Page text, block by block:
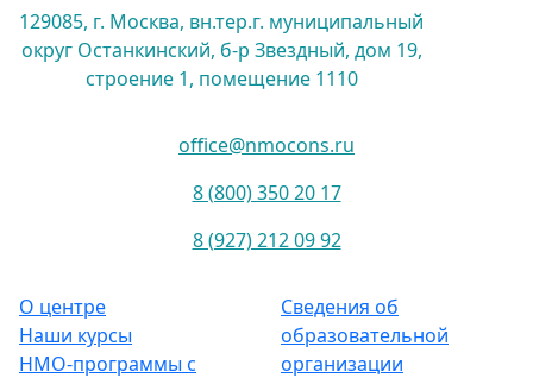
129085, г. Москва, вн.тер.г. муниципальный
округ Останкинский, б-р Звездный, дом 19,
строение 1, помещение 1110
office@nmocons.ru
8 (800) 350 20 17
8 (927) 212 09 92
О центре
Наши курсы
НМО-программы с
Сведения об
образовательной
организации